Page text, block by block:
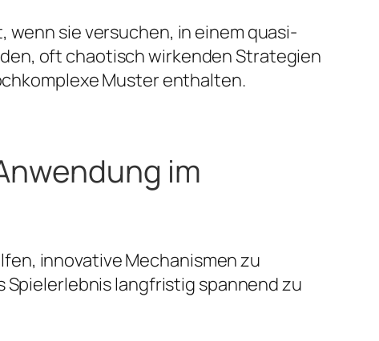
sie versuchen, in einem quasi-
oft chaotisch wirkenden Strategien
Muster enthalten.
im
innovative Mechanismen zu
Spielerlebnis langfristig spannend zu